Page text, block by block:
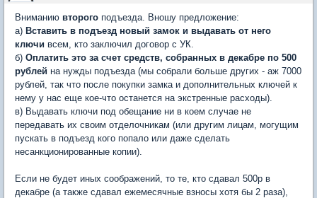
Вниманию второго подъезда. Вношу предложение:
а) Вставить в подъезд новый замок и выдавать от него
ключи всем, кто заключил договор с УК.
б) Оплатить это за счет средств, собранных в декабре по 500
рублей на нужды подъезда (мы собрали больше других - аж 7000
рублей, так что после покупки замка и дополнительных ключей к
нему у нас еще кое-что останется на экстренные расходы).
в) Выдавать ключи под обещание ни в коем случае не
передавать их своим отделочникам (или другим лицам, могущим
пускать в подъезд кого попало или даже сделать
несанкционированные копии).
Если не будет иных соображений, то те, кто сдавал 500р в
декабре (а также сдавал ежемесячные взносы хотя бы 2 раза),